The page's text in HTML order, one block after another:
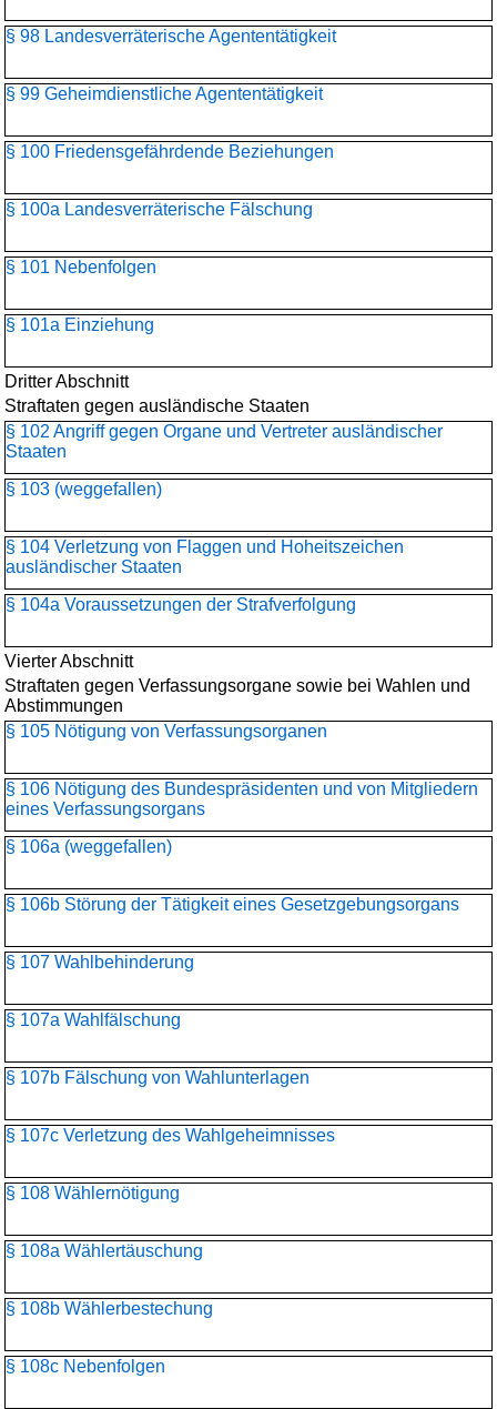
§ 98 Landesverräterische Agententätigkeit
§ 99 Geheimdienstliche Agententätigkeit
§ 100 Friedensgefährdende Beziehungen
§ 100a Landesverräterische Fälschung
§ 101 Nebenfolgen
§ 101a Einziehung
Dritter Abschnitt
Straftaten gegen ausländische Staaten
§ 102 Angriff gegen Organe und Vertreter ausländischer
Staaten
§ 103 (weggefallen)
§ 104 Verletzung von Flaggen und Hoheitszeichen
ausländischer Staaten
§ 104a Voraussetzungen der Strafverfolgung
Vierter Abschnitt
Straftaten gegen Verfassungsorgane sowie bei Wahlen und
Abstimmungen
§ 105 Nötigung von Verfassungsorganen
§ 106 Nötigung des Bundespräsidenten und von Mitgliedern
eines Verfassungsorgans
§ 106a (weggefallen)
§ 106b Störung der Tätigkeit eines Gesetzgebungsorgans
§ 107 Wahlbehinderung
§ 107a Wahlfälschung
§ 107b Fälschung von Wahlunterlagen
§ 107c Verletzung des Wahlgeheimnisses
§ 108 Wählernötigung
§ 108a Wählertäuschung
§ 108b Wählerbestechung
§ 108c Nebenfolgen